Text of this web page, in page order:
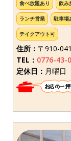
食べ放題あり 飲み
ランチ営業 駐車場
テイクアウト可
住所： 〒910-
TEL： 0776-43-
定休日： 月曜日